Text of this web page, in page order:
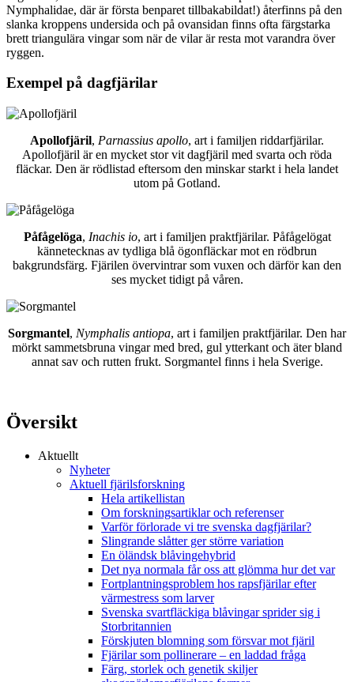
Nymphalidae, där är första benparet tillbakabildat!) återfinns på den
slanka kroppens undersida och på ovansidan finns ofta färgstarka
brett triangulära vingar som när de vilar är resta mot varandra över
ryggen.
Exempel på dagfjärilar
Apollofjäril, Parnassius apollo, art i familjen riddarfjärilar.
Apollofjäril är en mycket stor vit dagfjäril med svarta och röda
fläckar. Den är rödlistad eftersom den minskar starkt i hela landet
utom på Gotland.
Påfågelöga, Inachis io, art i familjen praktfjärilar. Påfågelögat
kännetecknas av tydliga blå ögonfläckar mot en rödbrun
bakgrundsfärg. Fjärilen övervintrar som vuxen och därför kan den
ses mycket tidigt på våren.
Sorgmantel, Nymphalis antiopa, art i familjen praktfjärilar. Den har
mörkt sammetsbruna vingar med bred, gul ytterkant och äter bland
annat sav och rutten frukt. Sorgmantel finns i hela Sverige.
Översikt
Aktuellt
Nyheter
Aktuell fjärilsforskning
Hela artikellistan
Om forskningsartiklar och referenser
Varför förlorade vi tre svenska dagfjärilar?
Slingrande slåtter ger större variation
En öländsk blåvingehybrid
Det nya normala får oss att glömma hur det var
Fortplantningsproblem hos rapsfjärilar efter
värmestress som larver
Svenska svartfläckiga blåvingar sprider sig i
Storbritannien
Förskjuten blomning som försvar mot fjäril
Fjärilar som pollinerare – en laddad fråga
Färg, storlek och genetik skiljer